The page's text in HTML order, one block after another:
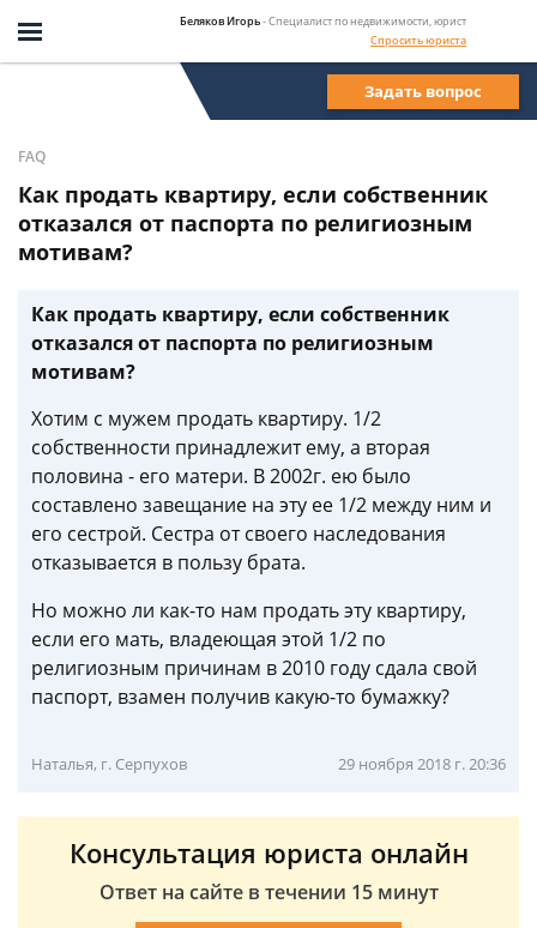
Беляков Игорь- Специалист по недвижимости, юрист
Спросить юриста
Задать вопрос
FAQ
Как продать квартиру, если собственник
отказался от паспорта по религиозным
мотивам?
Как продать квартиру, если собственник
отказался от паспорта по религиозным
мотивам?
Хотим с мужем продать квартиру. 1/2
собственности принадлежит ему, а вторая
половина - его матери. В 2002г. ею было
составлено завещание на эту ее 1/2 между ним и
его сестрой. Сестра от своего наследования
отказывается в пользу брата.
Но можно ли как-то нам продать эту квартиру,
если его мать, владеющая этой 1/2 по
религиозным причинам в 2010 году сдала свой
паспорт, взамен получив какую-то бумажку?
Наталья, г. Серпухов 29 ноября 2018 г. 20:36
Консультация юриста онлайн
Ответ на сайте в течении 15 минут